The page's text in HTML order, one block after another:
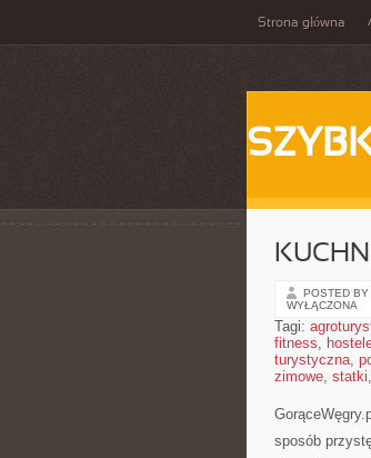
Strona główna
POSTED BY
WYŁĄCZONA
Tagi:
fitness,
turystyczna,
zimowe, statki,
sposób